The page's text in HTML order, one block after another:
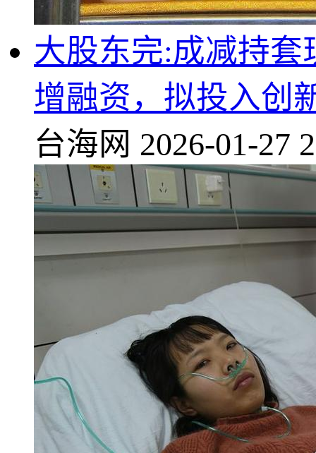
大股东完:成减持套
增融资，拟投入创
台海网 2026-01-27